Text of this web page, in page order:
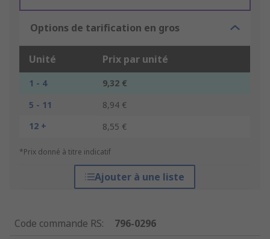
Options de tarification en gros
Unité Prix par unité
1 - 4
9,32 €
5 - 11
8,94 €
12 +
8,55 €
*Prix donné à titre indicatif
Ajouter à une liste
Code commande RS:
796-0296